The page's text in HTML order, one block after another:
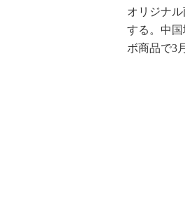
オリジナ
する。中
ボ商品で3